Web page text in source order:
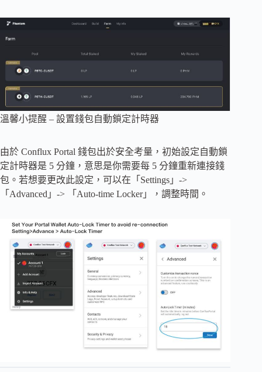
溫馨小提醒 – 設置錢包自動鎖定計時器
由於 Conflux Portal 錢包出於安全考量，初始設定自動鎖
定計時器是 5 分鐘，意思是你需要每 5 分鐘重新連接錢
包。若想要更改此設定，可以在「Settings」->
「Advanced」-> 「Auto-time Locker」，調整時間。